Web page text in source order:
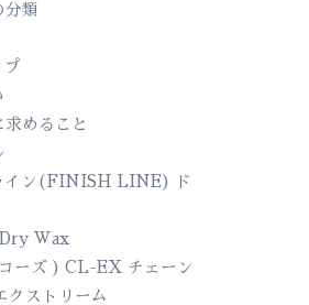
分類
プ
めること
イン(FINISH LINE) ド
Wax
ーズ ) CL-EX チェーン
クストリーム